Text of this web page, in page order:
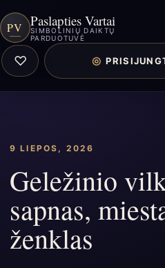
PV Paslapties Vartai
SIMBOLINIŲ DAIKTŲ
PARDUOTUVĖ
♡ ◎
9 LIEPOS, 2026
Geležinio
sapnas,
ženklas